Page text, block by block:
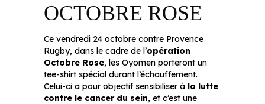
OCTOBRE ROSE
Ce vendredi 24 octobre contre Provence
Rugby, dans le cadre de l’opération
Octobre Rose, les Oyomen porteront un
tee-shirt spécial durant l’échauffement.
Celui-ci a pour objectif sensibiliser à la lutte
contre le cancer du sein, et c’est une